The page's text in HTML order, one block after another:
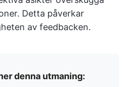
Detta påverkar
av feedbacken.
denna utmaning: